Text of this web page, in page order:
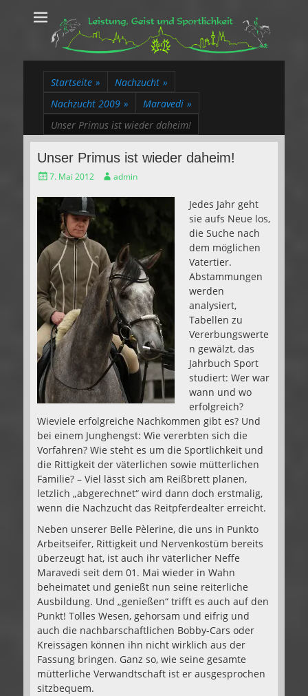
Leistung, Geist
und Sportlichkeit
Trakehner aus dem Herzen des Rheinlands
Startseite » Nachzucht »
Nachzucht 2009 » Maravedi »
Unser Primus ist wieder daheim!
Unser Primus ist wieder daheim!
Gepostet
7. Mai 2012 Autoradmin
Jedes Jahr geht
sie aufs Neue los,
die Suche nach
dem möglichen
Vatertier.
Abstammungen
werden
analysiert,
Tabellen zu
Vererbungswerte
n gewälzt, das
Jahrbuch Sport
studiert: Wer war
wann und wo
erfolgreich?
Wieviele erfolgreiche Nachkommen gibt es? Und
bei einem Junghengst: Wie vererbten sich die
Vorfahren? Wie steht es um die Sportlichkeit und
die Rittigkeit der väterlichen sowie mütterlichen
Familie? – Viel lässt sich am Reißbrett planen,
letzlich „abgerechnet“ wird dann doch erstmalig,
wenn die Nachzucht das Reitpferdealter erreicht.
Neben unserer Belle Pèlerine, die uns in Punkto
Arbeitseifer, Rittigkeit und Nervenkostüm bereits
überzeugt hat, ist auch ihr väterlicher Neffe
Maravedi seit dem 01. Mai wieder in Wahn
beheimatet und genießt nun seine reiterliche
Ausbildung. Und „genießen“ trifft es auch auf den
Punkt! Tolles Wesen, gehorsam und eifrig und
auch die nachbarschaftlichen Bobby-Cars oder
Kreissägen können ihn nicht wirklich aus der
Fassung bringen. Ganz so, wie seine gesamte
mütterliche Verwandtschaft ist er ausgesprochen
sitzbequem.